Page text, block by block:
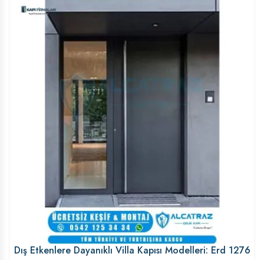
Dış Etkenlere Dayanıklı Villa Kapısı Modelleri: Erd 1276